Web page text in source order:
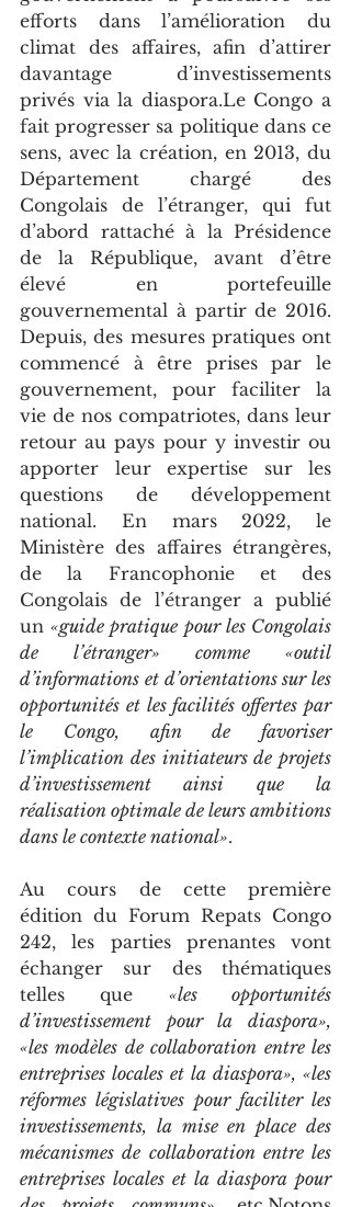
efforts dans l’amélioration du
climat des affaires, afin d’attirer
davantage d’investissements
privés via la diaspora.Le Congo a
fait progresser sa politique dans ce
sens, avec la création, en 2013, du
Département chargé des
Congolais de l’étranger, qui fut
d’abord rattaché à la Présidence
de la République, avant d’être
élevé en portefeuille
gouvernemental à partir de 2016.
Depuis, des mesures pratiques ont
commencé à être prises par le
gouvernement, pour faciliter la
vie de nos compatriotes, dans leur
retour au pays pour y investir ou
apporter leur expertise sur les
questions de développement
national. En mars 2022, le
Ministère des affaires étrangères,
de la Francophonie et des
Congolais de l’étranger a publié
un «guide pratique pour les Congolais
de l’étranger» comme «outil
d’informations et d’orientations sur les
opportunités et les facilités offertes par
le Congo, afin de favoriser
l’implication des initiateurs de projets
d’investissement ainsi que la
réalisation optimale de leurs ambitions
dans le contexte national».
Au cours de cette première
édition du Forum Repats Congo
242, les parties prenantes vont
échanger sur des thématiques
telles que «les opportunités
d’investissement pour la diaspora»,
«les modèles de collaboration entre les
entreprises locales et la diaspora», «les
réformes législatives pour faciliter les
investissements, la mise en place des
mécanismes de collaboration entre les
entreprises locales et la diaspora pour